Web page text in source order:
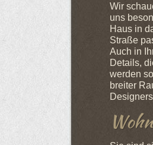
Wir
uns
Haus in
Straße
Auch in
Details,
werden
breiter